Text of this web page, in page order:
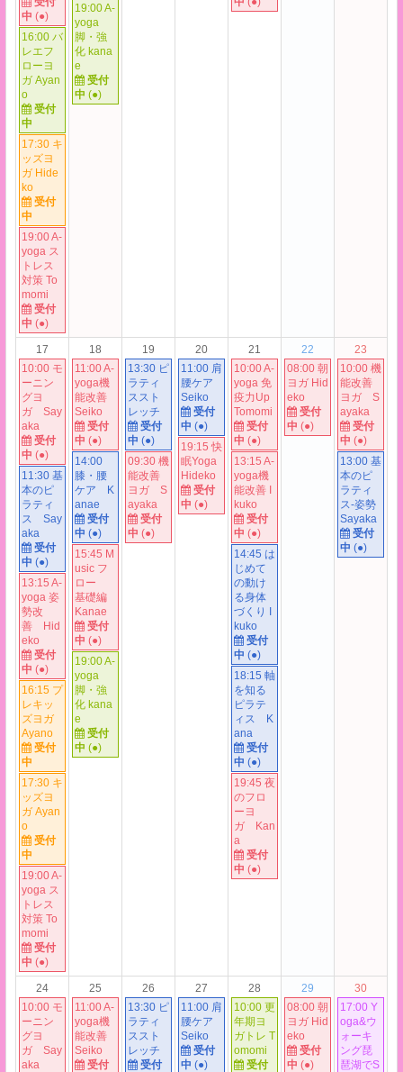
中 (●)
16:00 バ
レエフ
ローヨ
ガ Ayan
o
受付
中
17:30 キ
ッズヨ
ガ Hide
ko
受付
中
19:00 A-
yoga ス
トレス
対策 To
momi
受付
中 (●)
19:00 A-
yoga
脚・強
化 kana
e
受付
中 (●)
17
10:00 モ
ーニン
グヨ
ガ Say
aka
受付
中 (●)
11:30 基
本のピ
ラティ
ス Say
aka
受付
中 (●)
13:15 A-
yoga 姿
勢改
善 Hid
eko
受付
中 (●)
16:15 プ
レキッ
ズヨガ
Ayano
受付
中
17:30 キ
ッズヨ
ガ Ayan
o
受付
中
19:00 A-
yoga ス
トレス
対策 To
momi
受付
中 (●)
18
11:00 A-
yoga機
能改善
Seiko
受付
中 (●)
14:00
膝・腰
ケア K
anae
受付
中 (●)
15:45 M
usic フ
ロー
基礎編
Kanae
受付
中 (●)
19:00 A-
yoga
脚・強
化 kana
e
受付
中 (●)
19
13:30 ピ
ラティ
ススト
レッチ
受付
中 (●)
09:30 機
能改善
ヨガ S
ayaka
受付
中 (●)
20
11:00 肩
腰ケア
Seiko
受付
中 (●)
19:15 快
眠Yoga
Hideko
受付
中 (●)
21
10:00 A-
yoga 免
疫力Up
Tomomi
受付
中 (●)
13:15 A-
yoga機
能改善 I
kuko
受付
中 (●)
14:45 は
じめて
の動け
る身体
づくり I
kuko
受付
中 (●)
18:15 軸
を知る
ピラテ
ィス K
ana
受付
中 (●)
19:45 夜
のフロ
ーヨ
ガ Kan
a
受付
中 (●)
22
08:00 朝
ヨガ Hid
eko
受付
中 (●)
23
10:00 機
能改善
ヨガ S
ayaka
受付
中 (●)
13:00 基
本のピ
ラティ
ス-姿勢
Sayaka
受付
中 (●)
24
10:00 モ
ーニン
グヨ
ガ Say
aka
25
11:00 A-
yoga機
能改善
Seiko
受付
26
13:30 ピ
ラティ
ススト
レッチ
受付
27
11:00 肩
腰ケア
Seiko
受付
中 (●)
28
10:00 更
年期ヨ
ガトレ T
omomi
受付
29
08:00 朝
ヨガ Hid
eko
受付
中 (●)
30
17:00 Y
oga&ウ
ォーキ
ング琵
琶湖でS